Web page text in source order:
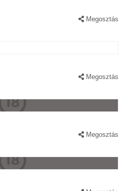
Megosztás
Megosztás
Megosztás